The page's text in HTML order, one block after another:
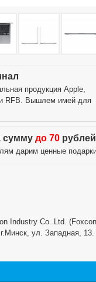
продукция Apple,
и RFB. Вышлем имей для
сумму до 70
дарим ценные
Industry Co. Ltd.
ул. Западная, 13.